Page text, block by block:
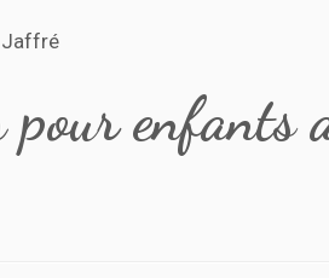
Jaffré
enfants